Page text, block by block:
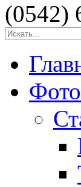
(0542)